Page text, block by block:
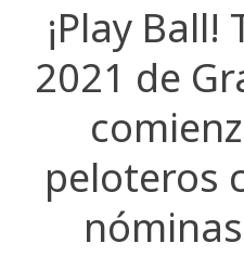
¡Play
2021 de
peloteros